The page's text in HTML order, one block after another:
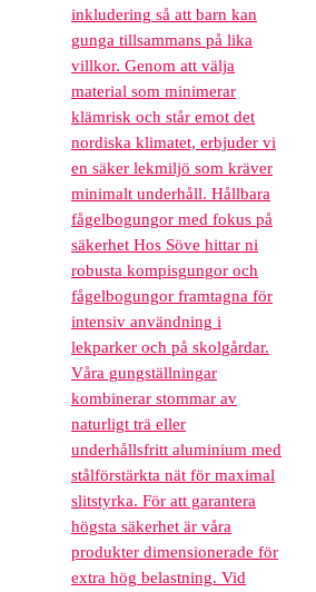
inkludering så att barn kan
gunga tillsammans på lika
villkor. Genom att välja
material som minimerar
klämrisk och står emot det
nordiska klimatet, erbjuder vi
en säker lekmiljö som kräver
minimalt underhåll. Hållbara
fågelbogungor med fokus på
säkerhet Hos Söve hittar ni
robusta kompisgungor och
fågelbogungor framtagna för
intensiv användning i
lekparker och på skolgårdar.
Våra gungställningar
kombinerar stommar av
naturligt trä eller
underhållsfritt aluminium med
stålförstärkta nät för maximal
slitstyrka. För att garantera
högsta säkerhet är våra
produkter dimensionerade för
extra hög belastning. Vid